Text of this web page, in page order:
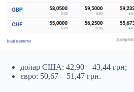
долар США: 42,90 – 43,44 грн;
євро: 50,67 – 51,47 грн.